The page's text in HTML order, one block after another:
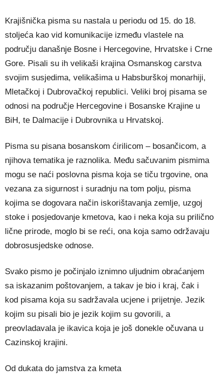
Krajišnička pisma su nastala u periodu od 15. do 18.
stoljeća kao vid komunikacije između vlastele na
području današnje Bosne i Hercegovine, Hrvatske i Crne
Gore. Pisali su ih velikaši krajina Osmanskog carstva
svojim susjedima, velikašima u Habsburškoj monarhiji,
Mletačkoj i Dubrovačkoj republici. Veliki broj pisama se
odnosi na područje Hercegovine i Bosanske Krajine u
BiH, te Dalmacije i Dubrovnika u Hrvatskoj.
Pisma su pisana bosanskom ćirilicom – bosančicom, a
njihova tematika je raznolika. Među sačuvanim pismima
mogu se naći poslovna pisma koja se tiču trgovine, ona
vezana za sigurnost i suradnju na tom polju, pisma
kojima se dogovara način iskorištavanja zemlje, uzgoj
stoke i posjedovanje kmetova, kao i neka koja su prilično
lične prirode, moglo bi se reći, ona koja samo održavaju
dobrosusjedske odnose.
Svako pismo je počinjalo iznimno uljudnim obraćanjem
sa iskazanim poštovanjem, a takav je bio i kraj, čak i
kod pisama koja su sadržavala ucjene i prijetnje. Jezik
kojim su pisali bio je jezik kojim su govorili, a
preovladavala je ikavica koja je još donekle očuvana u
Cazinskoj krajini.
Od dukata do jamstva za kmeta